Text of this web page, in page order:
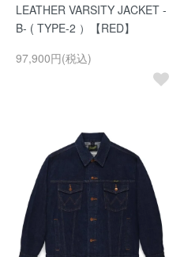
LEATHER VARSITY JACKET -
B- ( TYPE-2 ）【RED】
97,900円(税込)